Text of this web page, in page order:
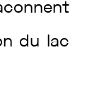
du lac